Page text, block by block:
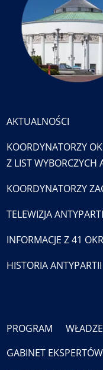
AKTUALNOŚCI
KOORDYNATORZY
Z LIST WYBORCZYCH
KOORDYNATORZY
TELEWIZJA
INFORMACJE Z 41
HISTORIA ANTYPARTII
PROGRAM WŁADZE
GABINET EKSPERTÓW